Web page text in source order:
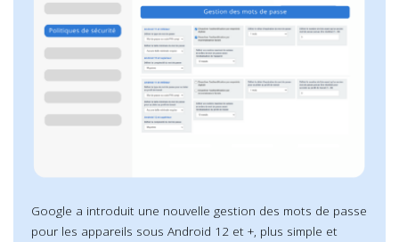
Google a introduit une nouvelle gestion des mots de passe
pour les appareils sous Android 12 et +, plus simple et